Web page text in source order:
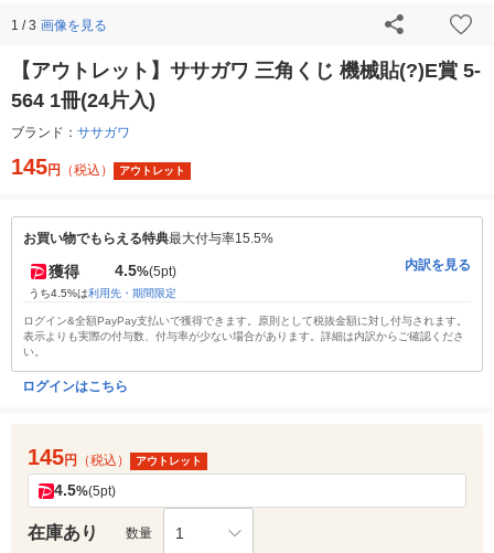
1 / 3 画像を見る
【アウトレット】ササガワ 三角くじ 機械貼(?)E賞 5-
564 1冊(24片入)
ブランド： ササガワ
145円 （税込） アウトレット
お買い物でもらえる特典最大付与率15.5%
獲得 4.5%(5pt)
うち4.5%は利用先・期間限定
内訳を見る
ログイン&全額PayPay支払いで獲得できます。原則として税抜金額に対し付与されます。
表示よりも実際の付与数、付与率が少ない場合があります。詳細は内訳からご確認くださ
い。
ログインはこちら
145円 （税込） アウトレット
4.5%(5pt)
在庫あり 数量 1